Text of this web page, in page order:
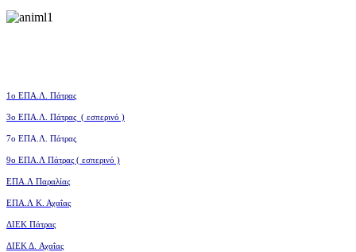
1ο ΕΠΑ.Λ. Πάτρας
3ο ΕΠΑ.Λ. Πάτρας ( εσπερινό )
7ο ΕΠΑ.Λ. Πάτρας
9ο ΕΠΑ.Λ Πάτρας ( εσπερινό )
ΕΠΑ.Λ Παραλίας
ΕΠΑ.Λ Κ. Αχαΐας
ΔΙΕΚ Πάτρας
ΔΙΕΚ Δ. Αχαΐας